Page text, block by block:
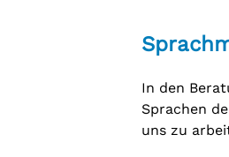
In den
Sprachen
uns zu